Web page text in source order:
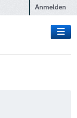
Anmelden